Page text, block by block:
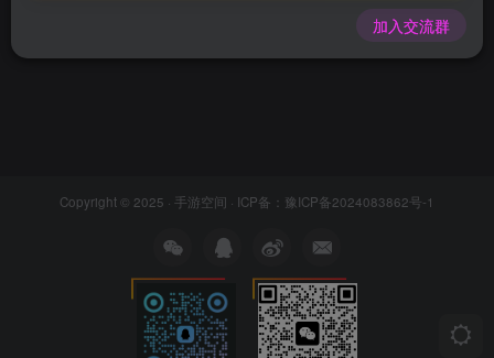
Copyright © 2025 · 手游空间 · ICP备： 豫ICP备2024083862号-1
加入交流群